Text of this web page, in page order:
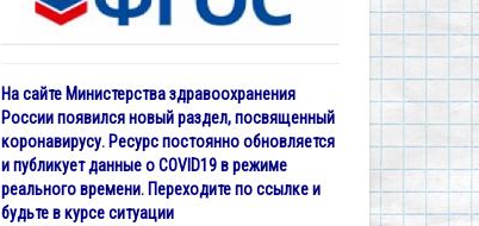
На сайте Министерства здравоохранения
России появился новый раздел, посвященный
коронавирусу. Ресурс постоянно обновляется
и публикует данные о COVID19 в режиме
реального времени. Переходите по ссылке и
будьте в курсе ситуации